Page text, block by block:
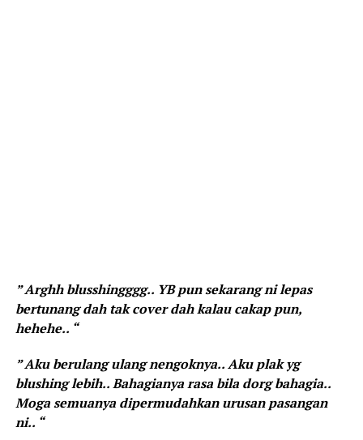
” Arghh blusshingggg.. YB pun sekarang ni lepas
bertunang dah tak cover dah kalau cakap pun,
hehehe.. “
” Aku berulang ulang nengoknya.. Aku plak yg
blushing lebih.. Bahagianya rasa bila dorg bahagia..
Moga semuanya dipermudahkan urusan pasangan
ni.. “